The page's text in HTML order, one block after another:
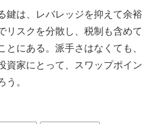
鍵は、レバレッジを抑えて余裕
リスクを分散し、税制も含めて
とにある。派手さはなくても、
資家にとって、スワップポイン
う。